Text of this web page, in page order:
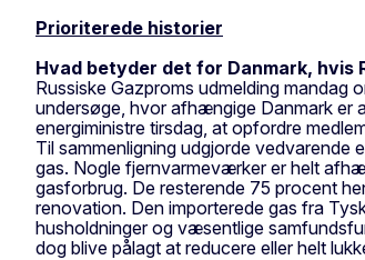
Prioriterede historier
Hvad betyder det for Danmark, hvis
Russiske Gazproms udmelding mandag
undersøge, hvor afhængige Danmark er
energiministre tirsdag, at opfordre
Til sammenligning udgjorde
gas. Nogle fjernvarmeværker er helt
gasforbrug. De resterende 75 procent
renovation. Den importerede gas fra
husholdninger og væsentlige
dog blive pålagt at reducere eller helt